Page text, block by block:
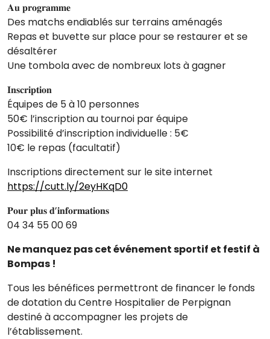
𝐀𝐮 𝐩𝐫𝐨𝐠𝐫𝐚𝐦𝐦𝐞
Des matchs endiablés sur terrains aménagés
Repas et buvette sur place pour se restaurer et se
désaltérer
Une tombola avec de nombreux lots à gagner
𝐈𝐧𝐬𝐜𝐫𝐢𝐩𝐭𝐢𝐨𝐧
Équipes de 5 à 10 personnes
50€ l’inscription au tournoi par équipe
Possibilité d’inscription individuelle : 5€
10€ le repas (facultatif)
Inscriptions directement sur le site internet
https://cutt.ly/2eyHKqD0
𝐏𝐨𝐮𝐫 𝐩𝐥𝐮𝐬 𝐝’𝐢𝐧𝐟𝐨𝐫𝐦𝐚𝐭𝐢𝐨𝐧𝐬
04 34 55 00 69
Ne manquez pas cet événement sportif et festif à
Bompas !
Tous les bénéfices permettront de financer le fonds
de dotation du Centre Hospitalier de Perpignan
destiné à accompagner les projets de
l’établissement.